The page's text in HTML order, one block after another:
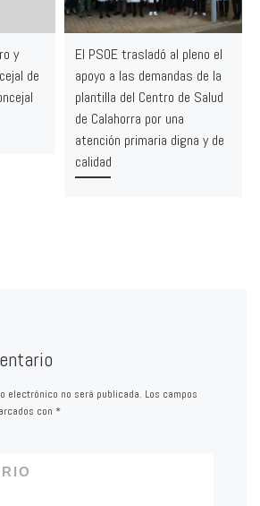
y
de
El PSOE trasladó al pleno el
apoyo a las demandas de la
plantilla del Centro de Salud
de Calahorra por una
atención primaria digna y de
calidad
electrónico no será publicada. Los campos
con *